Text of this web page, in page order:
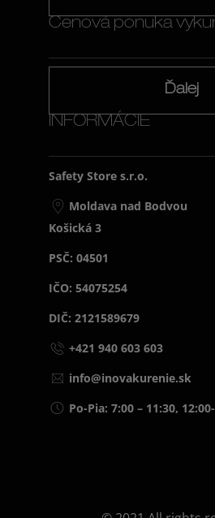
Cenová ponuka
Ďalej
INFORMÁCIE
Safety Store s.r.o.
Moldava nad Bodvou
Košická 3
PSČ: 04501
IČO: 54075254
DIČ: 2121589679
+421 940 603 603
info@inovakurenie.sk
Po-Pia: 7:00 – 11:30,